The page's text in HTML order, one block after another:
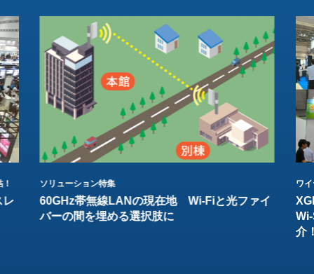
レ
ソリューション特集
60GHz帯無線LANの現在地 Wi-Fiと光ファイ
バーの間を埋める選択肢に
ワ
介